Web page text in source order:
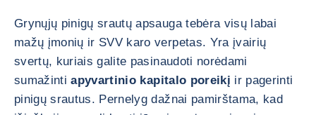
Grynųjų pinigų srautų apsauga tebėra visų labai
mažų įmonių ir SVV karo verpetas. Yra įvairių
svertų, kuriais galite pasinaudoti norėdami
sumažintiapyvartinio kapitalo poreikį ir pagerinti
pinigų srautus. Pernelyg dažnai pamirštama, kad